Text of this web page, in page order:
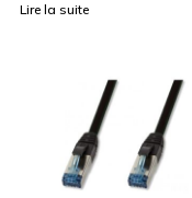
Lire la suite